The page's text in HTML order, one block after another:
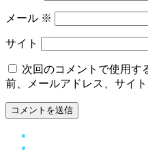
メール ※
サイト
次回のコメントで使用す
前、メールアドレス、サイト